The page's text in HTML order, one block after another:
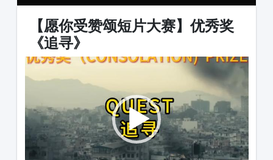
【愿你受赞颂短片大赛】优秀奖
《追寻》
Video
Player